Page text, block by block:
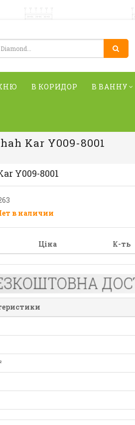
В КОРИДОР В ВАННУ
Kar Y009-8001
Y009-8001
в наличии
Ціна К-ть